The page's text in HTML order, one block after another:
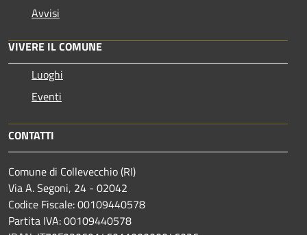
Avvisi
VIVERE IL COMUNE
Luoghi
Eventi
CONTATTI
Comune di Collevecchio (RI)
Via A. Segoni, 24 - 02042
Codice Fiscale: 00109440578
Partita IVA: 00109440578